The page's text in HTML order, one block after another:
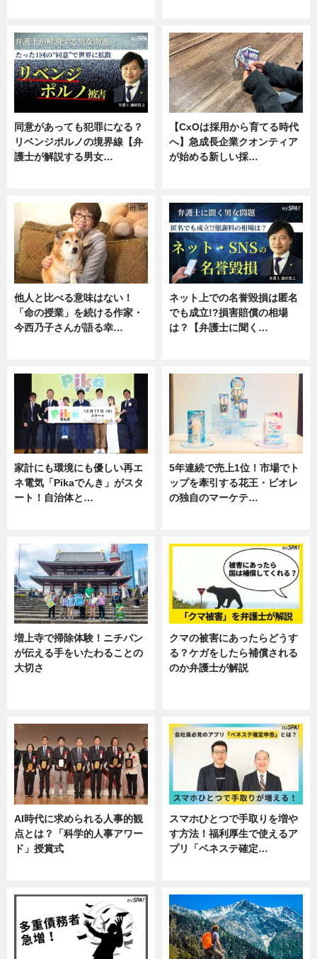
同意があっても犯罪になる？
リベンジポルノの境界線【弁
護士が解説する男女…
【CxOは採用から育てる時代
へ】急成長企業クオンティア
が始める新しい採…
他人と比べる意味はない！
「命の授業」を続ける作家・
今西乃子さんが語る幸…
ネット上での名誉毀損は匿名
でも成立!?損害賠償の相場
は？【弁護士に聞く…
家計にも環境にも優しい再エ
ネ電気「Pikaでんき」がスタ
ート！自治体と…
5年連続で売上1位！市場でト
ップを牽引する花王・ビオレ
の独自のマーケテ…
増上寺で掃除体験！ニチバン
が伝える手をいたわることの
大切さ
クマの被害にあったらどうす
る？ケガをしたら補償される
のか弁護士が解説
AI時代に求められる人事的観
点とは？「科学的人事アワー
ド」授賞式
スマホひとつで手取りを増や
す方法！福利厚生で使えるア
プリ「ベネステ確定…